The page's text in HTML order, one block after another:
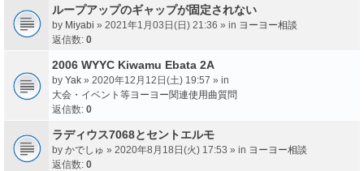
ループアップのギャップが固定されない
by Miyabi » 2021年1月03日(日) 21:36 » in ヨーヨー相談
返信数: 0
2006 WYYC Kiwamu Ebata 2A
by Yak » 2020年12月12日(土) 19:57 » in
大会・イベント等ヨーヨー関連使用曲質問
返信数: 0
ラディウス7068とセントエルモ
by かでしゅ » 2020年8月18日(火) 17:53 » in ヨーヨー相談
返信数: 0